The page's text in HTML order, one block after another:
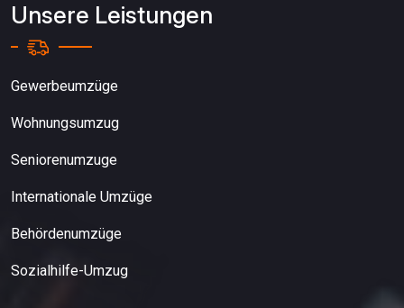
Unsere Leistungen
Gewerbeumzüge
Wohnungsumzug
Seniorenumzuge
Internationale Umzüge
Behördenumzüge
Sozialhilfe-Umzug